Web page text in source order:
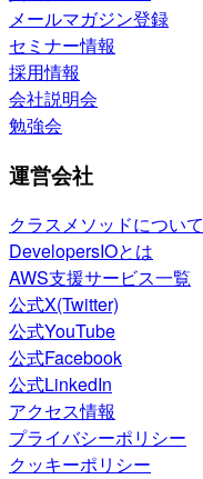
メールマガジン登録
セミナー情報
採用情報
会社説明会
勉強会
運営会社
クラスメソッドについて
DevelopersIOとは
AWS支援サービス一覧
公式X(Twitter)
公式YouTube
公式Facebook
公式LinkedIn
アクセス情報
プライバシーポリシー
クッキーポリシー